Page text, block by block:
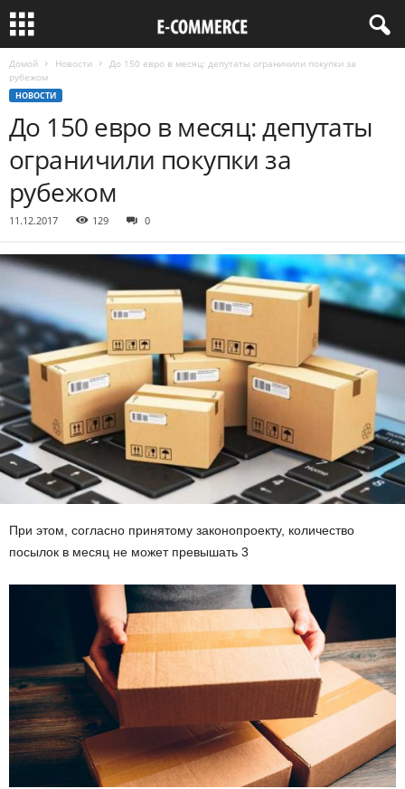
Домой Новости
До 150 евро в месяц: депутаты ограничили покупки за
рубежом
НОВОСТИ
До 150 евро в месяц: депутаты
ограничили покупки за
рубежом
11.12.2017 129 0
При этом, согласно принятому законопроекту, количество
посылок в месяц не может превышать 3